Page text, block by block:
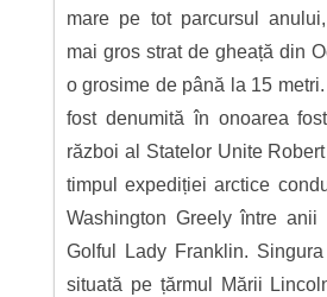
mare pe tot parcursul
mai gros strat de gheață din
o grosime de până la 15
fost denumită în onoarea
război al Statelor Unite
timpul expediției arctice
Washington Greely între
Golful Lady Franklin.
situată pe țărmul Mării